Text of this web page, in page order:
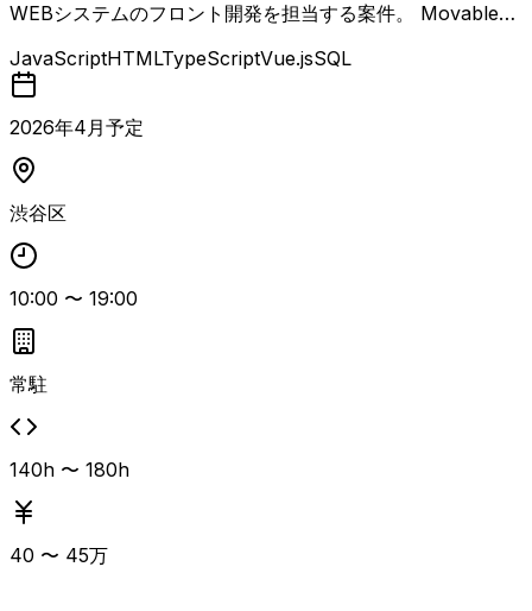
WEBシステムのフロント開発を担当する案件。 MovableTy
が主な業務となる想定で、3年以上のフロントエンド開発経
験が求められます。 新しい技術や未知の領域を自らキャッ
チアップし、自己学習できるエンジニアがフィットします。
デザインサイドとの連携経験があると、UI調整やデザイン
反映のコミュニケーションがスムーズに進められるため尚可
JavaScriptHTMLTypeScriptVue.jsSQL
2026年4月予定
渋谷区
10:00 〜 19:00
常駐
140h 〜 180h
40 〜 45万